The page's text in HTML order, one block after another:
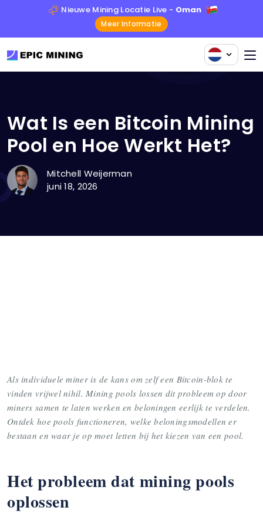
Nieuwe Mining Locatie Live - Oman
Meer Informatie
Wat Is een Bitcoin Mining
Pool en Hoe Werkt Het?
Mitchell Weijerman
juni 18, 2026
Als individuele miner is de kans om zelf een Bitcoin-blok te
vinden vrijwel nihil. Mining pools lossen dit probleem op door
miners samen te laten werken en beloningen eerlijk te verdelen.
Ontdek hoe pools functioneren, welke beloningsmodellen er
bestaan en waar je op moet letten bij het kiezen van een pool.
Het probleem dat mining pools
oplossen